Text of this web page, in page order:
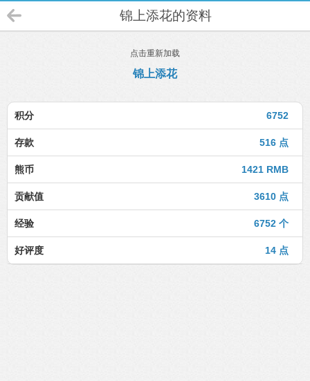
锦上添花的资料
点击重新加载
锦上添花
6752
积分
516 点
存款
1421 RMB
熊币
3610 点
贡献值
6752 个
经验
14 点
好评度